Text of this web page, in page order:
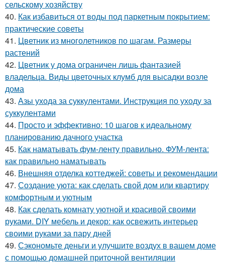
сельскому хозяйству
40. Как избавиться от воды под паркетным покрытием:
практические советы
41. Цветник из многолетников по шагам. Размеры
растений
42. Цветник у дома ограничен лишь фантазией
владельца. Виды цветочных клумб для высадки возле
дома
43. Азы ухода за суккулентами. Инструкция по уходу за
суккулентами
44. Просто и эффективно: 10 шагов к идеальному
планированию дачного участка
45. Как наматывать фум-ленту правильно. ФУМ-лента:
как правильно наматывать
46. Внешняя отделка коттеджей: советы и рекомендации
47. Создание уюта: как сделать свой дом или квартиру
комфортным и уютным
48. Как сделать комнату уютной и красивой своими
руками. DIY мебель и декор: как освежить интерьер
своими руками за пару дней
49. Сэкономьте деньги и улучшите воздух в вашем доме
с помощью домашней приточной вентиляции